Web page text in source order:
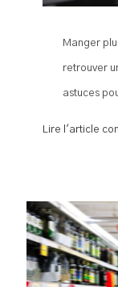
Manger
retrouver
astuces
Lire l'article